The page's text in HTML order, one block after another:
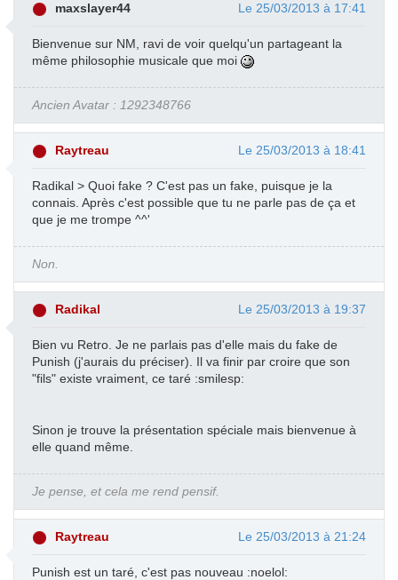
maxslayer44 Le 25/03/2013 à 17:41
Bienvenue sur NM, ravi de voir quelqu'un partageant la
même philosophie musicale que moi
Ancien Avatar : 1292348766
Raytreau Le 25/03/2013 à 18:41
Radikal > Quoi fake ? C'est pas un fake, puisque je la
connais. Après c'est possible que tu ne parle pas de ça et
que je me trompe ^^'
Non.
Radikal Le 25/03/2013 à 19:37
Bien vu Retro. Je ne parlais pas d'elle mais du fake de
Punish (j'aurais du préciser). Il va finir par croire que son
"fils" existe vraiment, ce taré :smilesp:
Sinon je trouve la présentation spéciale mais bienvenue à
elle quand même.
Je pense, et cela me rend pensif.
Raytreau Le 25/03/2013 à 21:24
Punish est un taré, c'est pas nouveau :noelol: